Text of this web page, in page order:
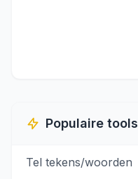
Populaire tools
Tel tekens/woorden